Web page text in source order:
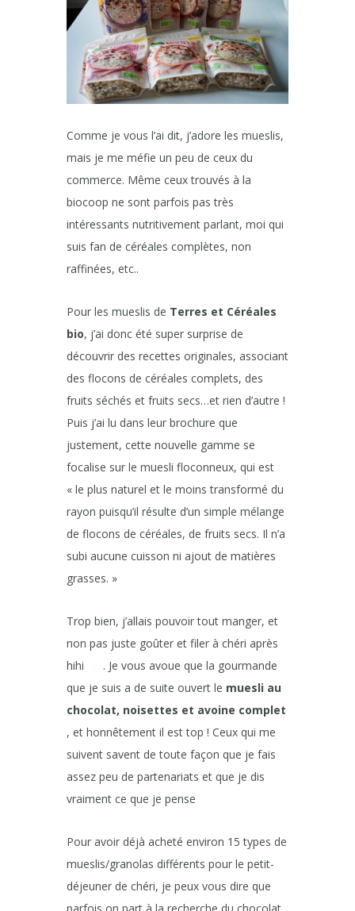
Comme je vous l’ai dit, j’adore les mueslis,
mais je me méfie un peu de ceux du
commerce. Même ceux trouvés à la
biocoop ne sont parfois pas très
intéressants nutritivement parlant, moi qui
suis fan de céréales complètes, non
raffinées, etc..
Pour les mueslis de Terres et Céréales
bio, j’ai donc été super surprise de
découvrir des recettes originales, associant
des flocons de céréales complets, des
fruits séchés et fruits secs…et rien d’autre !
Puis j’ai lu dans leur brochure que
justement, cette nouvelle gamme se
focalise sur le muesli floconneux, qui est
« le plus naturel et le moins transformé du
rayon puisqu’il résulte d’un simple mélange
de flocons de céréales, de fruits secs. Il n’a
subi aucune cuisson ni ajout de matières
grasses. »
Trop bien, j’allais pouvoir tout manger, et
non pas juste goûter et filer à chéri après
hihi
. Je vous avoue que la gourmande
que je suis a de suite ouvert le muesli au
chocolat, noisettes et avoine complet
, et honnêtement il est top ! Ceux qui me
suivent savent de toute façon que je fais
assez peu de partenariats et que je dis
vraiment ce que je pense
Pour avoir déjà acheté environ 15 types de
mueslis/granolas différents pour le petit-
déjeuner de chéri, je peux vous dire que
parfois on part à la recherche du chocolat